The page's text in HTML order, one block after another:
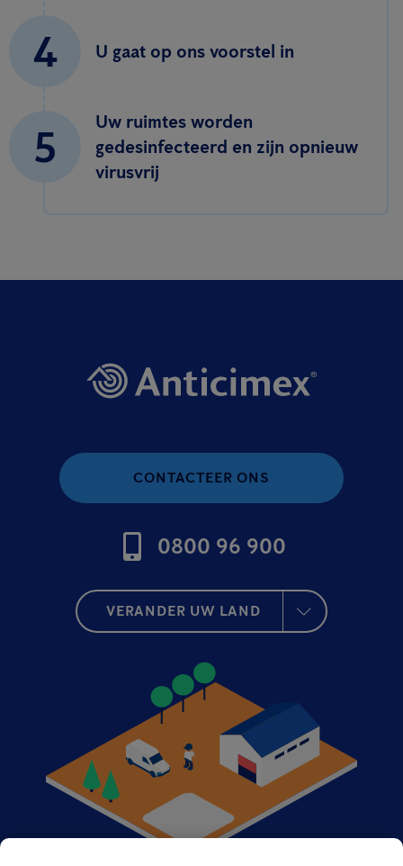
4 U gaat op ons voorstel in
5
Uw ruimtes worden
gedesinfecteerd en zijn opnieuw
virusvrij
CONTACTEER ONS
0800 96 900
VERANDER UW LAND